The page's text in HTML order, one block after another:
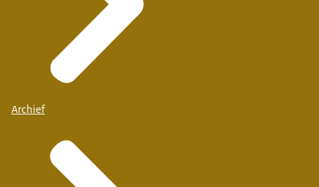
Archief